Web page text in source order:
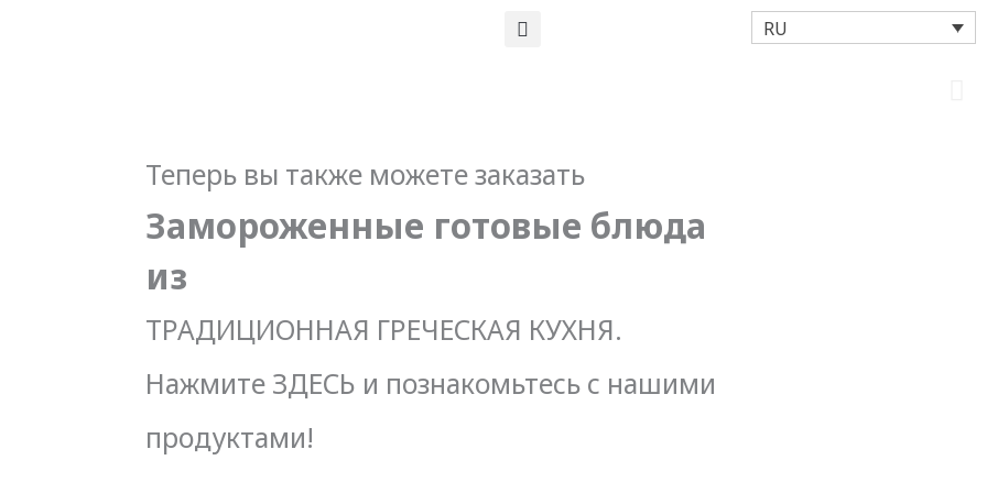
RU
ПРОДУКТЫ
качества и великолепного вкуса.
Теперь вы также можете заказать
Замороженные готовые блюда
из
ТРАДИЦИОННАЯ ГРЕЧЕСКАЯ КУХНЯ.
Нажмите ЗДЕСЬ и познакомьтесь с нашими
продуктами!